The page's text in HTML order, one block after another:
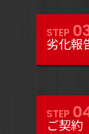
STEP
劣化報
STEP
ご契約